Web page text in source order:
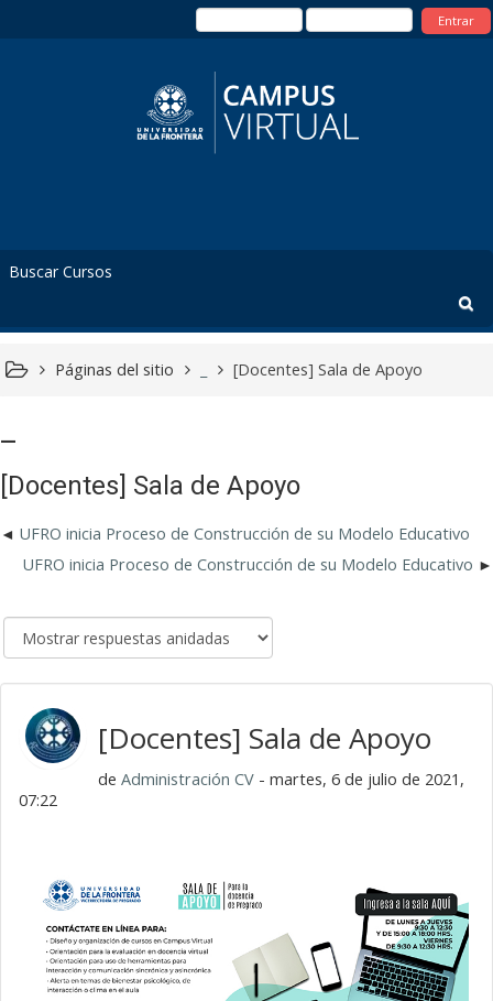
Entrar
Páginas del sitio [Docentes] Sala de Apoyo
[Docentes] Sala de Apoyo
UFRO inicia Proceso de Construcción de su Modelo Educativo
UFRO inicia Proceso de Construcción de su Modelo Educativo
[Docentes] Sala de Apoyo
de Administración CV - martes, 6 de julio de 2021,
07:22